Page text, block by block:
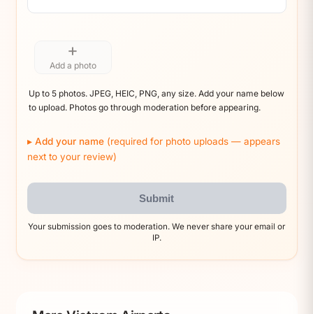
+
Add a photo
Up to 5 photos. JPEG, HEIC, PNG, any size. Add your name below
to upload. Photos go through moderation before appearing.
Add your name (required for photo uploads — appears
next to your review)
Submit
Your submission goes to moderation. We never share your email or
IP.